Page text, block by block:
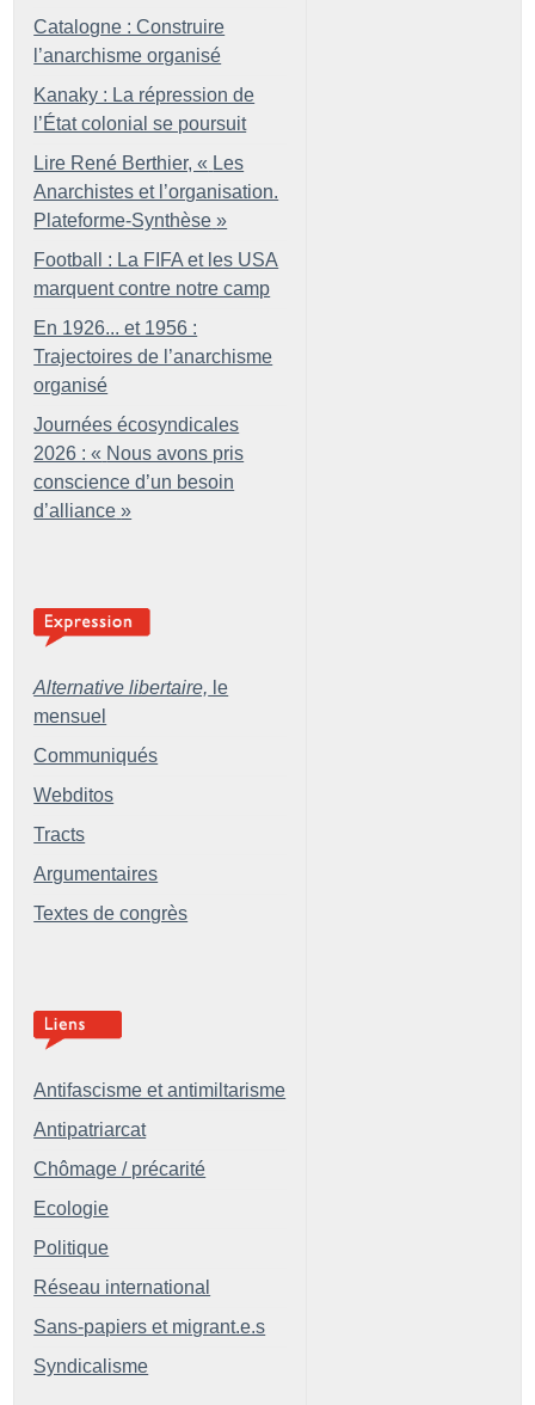
Catalogne : Construire
l’anarchisme organisé
Kanaky : La répression de
l’État colonial se poursuit
Lire René Berthier, « Les
Anarchistes et l’organisation.
Plateforme-Synthèse »
Football : La FIFA et les USA
marquent contre notre camp
En 1926... et 1956 :
Trajectoires de l’anarchisme
organisé
Journées écosyndicales
2026 : « Nous avons pris
conscience d’un besoin
d’alliance »
Alternative libertaire, le
mensuel
Communiqués
Webditos
Tracts
Argumentaires
Textes de congrès
Antifascisme et antimiltarisme
Antipatriarcat
Chômage / précarité
Ecologie
Politique
Réseau international
Sans-papiers et migrant.e.s
Syndicalisme